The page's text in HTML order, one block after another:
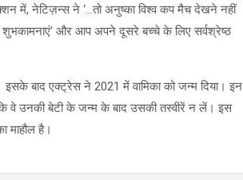
में, नेटिज़न्स ने ‘…तो अनुष्का विश्व कप मैच देखने नहीं
शुभकामनाएं’ और आप अपने दूसरे बच्चे के लिए सर्वश्रेष्ठ
बाद एक्ट्रेस ने 2021 में वामिका को जन्म दिया। इन
कि वे उनकी बेटी के जन्म के बाद उसकी तस्वीरें न लें। इस
माहौल है।